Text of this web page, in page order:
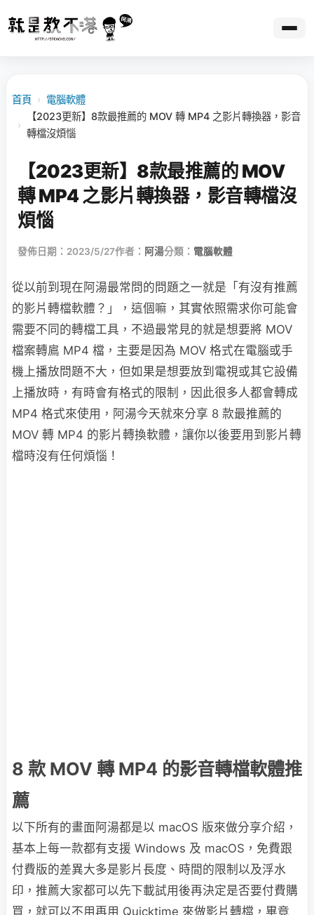
首頁 › 電腦軟體
›
【2023更新】8款最推薦的 MOV 轉 MP4 之影片轉換器，影音
轉檔沒煩惱
【2023更新】8款最推薦的 MOV
轉 MP4 之影片轉換器，影音轉檔沒
煩惱
發佈日期：2023/5/27作者： 阿湯分類： 電腦軟體
從以前到現在阿湯最常問的問題之一就是「有沒有推薦
的影片轉檔軟體？」，這個嘛，其實依照需求你可能會
需要不同的轉檔工具，不過最常見的就是想要將 MOV
檔案轉鳸 MP4 檔，主要是因為 MOV 格式在電腦或手
機上播放問題不大，但如果是想要放到電視或其它設備
上播放時，有時會有格式的限制，因此很多人都會轉成
MP4 格式來使用，阿湯今天就來分享 8 款最推薦的
MOV 轉 MP4 的影片轉換軟體，讓你以後要用到影片轉
檔時沒有任何煩惱！
8 款 MOV 轉 MP4 的影音轉檔軟體推
薦
以下所有的畫面阿湯都是以 macOS 版來做分享介紹，
基本上每一款都有支援 Windows 及 macOS，免費跟
付費版的差異大多是影片長度、時間的限制以及浮水
印，推薦大家都可以先下載試用後再決定是否要付費購
買，就可以不用再用 Quicktime 來做影片轉檔，畢竟